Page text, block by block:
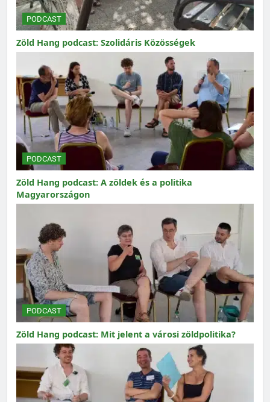
PODCAST
Zöld Hang podcast: Szolidáris Közösségek
PODCAST
Zöld Hang podcast: A zöldek és a politika
Magyarországon
PODCAST
Zöld Hang podcast: Mit jelent a városi zöldpolitika?